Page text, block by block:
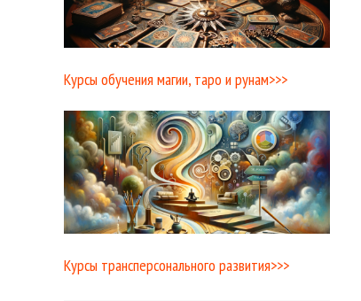
Курсы обучения магии, таро и рунам>>>
Курсы трансперсонального развития>>>